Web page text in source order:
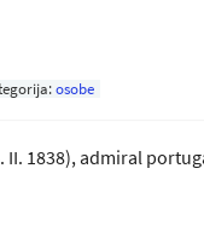
osobe
II. 1838), admiral